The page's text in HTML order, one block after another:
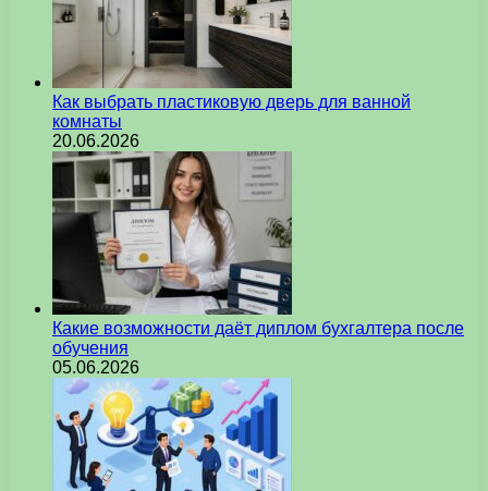
Как выбрать пластиковую дверь для ванной
комнаты
20.06.2026
Какие возможности даёт диплом бухгалтера после
обучения
05.06.2026